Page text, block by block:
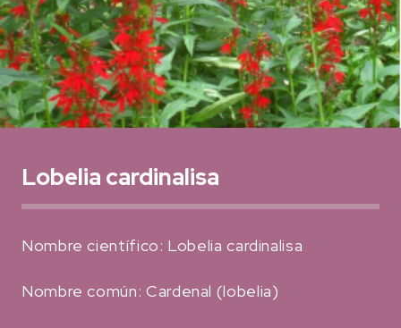
Lobelia cardinalisa
Nombre científico: Lobelia cardinalisa
Nombre común: Cardenal (lobelia)